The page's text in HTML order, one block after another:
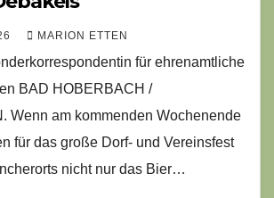
MARION ETTEN
für ehrenamtliche
BAD HOBERBACH /
Wenn am kommenden Wochenende
für das große Dorf- und Vereinsfest
nicht nur das Bier…